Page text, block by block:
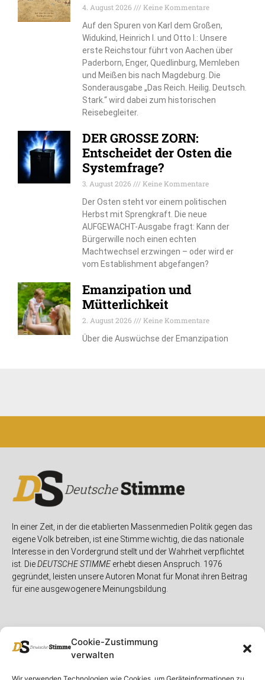
Cookie-Zustimmung
verwalten
4. August 2026
Keine Kommentare
Auf den Spuren von Karl dem Großen,
Widukind, Heinrich I. und Otto I.: Unsere
erste Reichstour führt von Aachen über
Paderborn, Enger, Quedlinburg, Memleben
und Meißen bis nach Magdeburg. Die
Sonderausgabe „Das Reich. Heilig. Deutsch.
Stark.“ wird dabei zum historischen
Reisebegleiter.
DER GROSSE ZORN:
Entscheidet der Osten die
Systemfrage?
3. August 2026
Keine Kommentare
Der Osten steht vor einem politischen
Herbst mit Sprengkraft. Die neue
AUFGEWACHT-Ausgabe fragt: Kann der
Bürgerwille noch einen echten
Machtwechsel erzwingen – oder wird er
vom Establishment abgefangen?
Emanzipation und
Mütterlichkeit
2. August 2026
Keine Kommentare
Über die Auswüchse der Emanzipation
In einer Zeit, in der die etablierten Massenmedien Politik gegen das
eigene Volk betreiben, ist eine Stimme wichtig, die das nationale
Interesse in den Vordergrund stellt und der Wahrheit verpflichtet
ist. DieDEUTSCHE STIMMEerhebt diesen Anspruch. 1976
gegründet, leisten unsere Autoren Monat für Monat ihren Beitrag
für eine ausgewogenere Meinungsbildung.
Unser MagazinRubriken Rechtliches